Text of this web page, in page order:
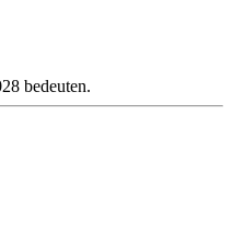
bedeuten.